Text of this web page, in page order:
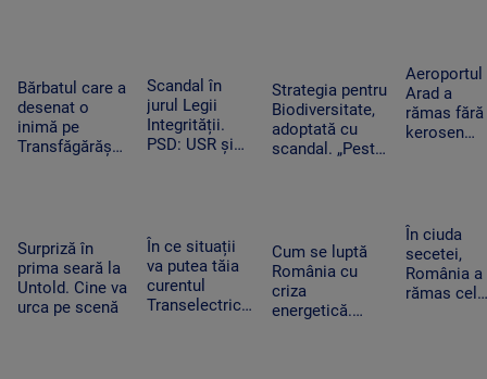
cauza
blocajului de la
ANCPI
cumpărături
dronă cu
bombă pe
aeroportul
din Leipzig
Bărbatul care a
desenat o
inimă pe
Transfăgărășan
singurul”
Scandal în
jurul Legii
Integrității.
PSD: USR și
Strategia pentru
Biodiversitate,
adoptată cu
scandal. „Peste
Aeroportul
Arad a
rămas fără
kerosen
nu a ajuns
la timp
Surpriză în
prima seară la
Untold. Cine va
urca pe scenă
În ce situații
va putea tăia
curentul
Transelectrica.
Cum se luptă
România cu
criza
energetică.
În ciuda
secetei,
România a
rămas cel